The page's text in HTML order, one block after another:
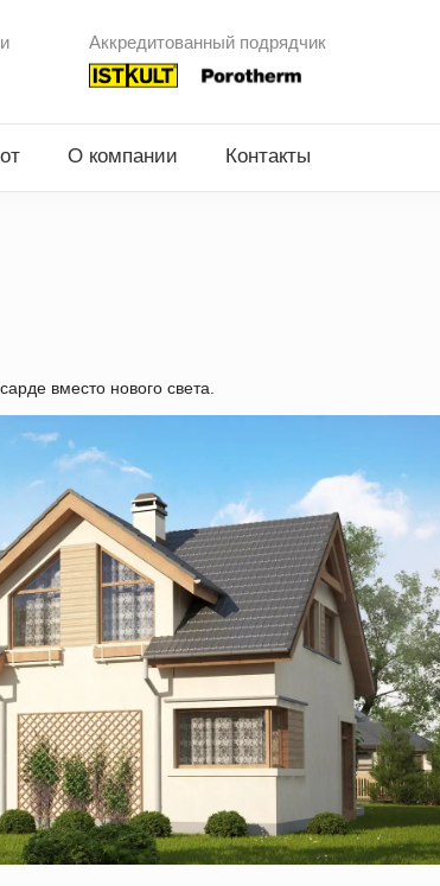
Аккредитованный подрядчик
О компании Контакты
вместо нового света.